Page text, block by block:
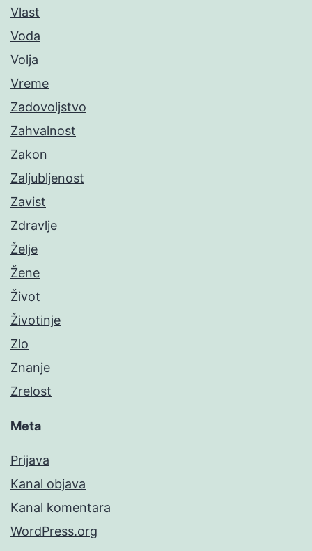
Vlast
Voda
Volja
Vreme
Zadovoljstvo
Zahvalnost
Zakon
Zaljubljenost
Zavist
Zdravlje
Želje
Žene
Život
Životinje
Zlo
Znanje
Zrelost
Meta
Prijava
Kanal objava
Kanal komentara
WordPress.org